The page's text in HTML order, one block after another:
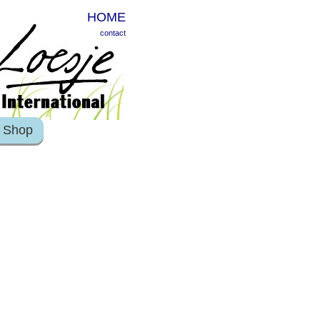
HOME
contact
Shop